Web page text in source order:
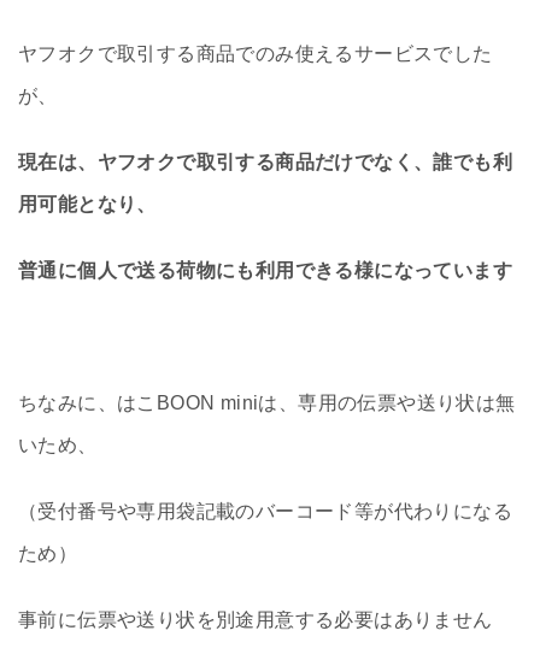
ヤフオクで取引する商品でのみ使えるサービスでした
が、
現在は、ヤフオクで取引する商品だけでなく、誰でも利
用可能となり、
普通に個人で送る荷物にも利用できる様になっています
ちなみに、はこBOON miniは、専用の伝票や送り状は無
いため、
（受付番号や専用袋記載のバーコード等が代わりになる
ため）
事前に伝票や送り状を別途用意する必要はありません